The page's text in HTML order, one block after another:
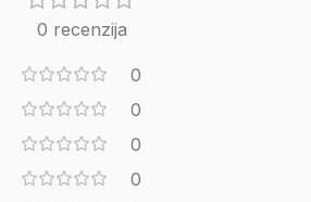
0 recenzija
0
0
0
0